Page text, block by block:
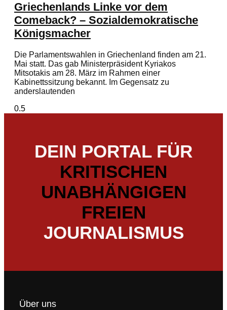
Griechenlands Linke vor dem
Comeback? – Sozialdemokratische
Königsmacher
Die Parlamentswahlen in Griechenland finden am 21.
Mai statt. Das gab Ministerpräsident Kyriakos
Mitsotakis am 28. März im Rahmen einer
Kabinettssitzung bekannt. Im Gegensatz zu
anderslautenden
DEIN PORTAL FÜR
KRITISCHEN
UNABHÄNGIGEN
FREIEN
JOURNALISMUS
Über uns